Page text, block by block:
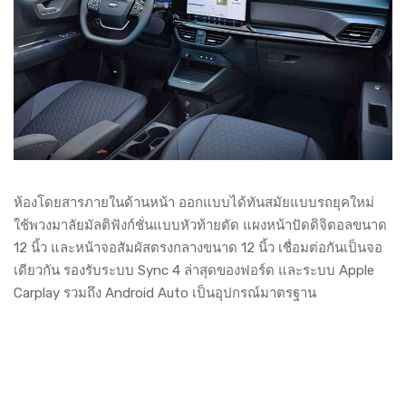
ห้องโดยสารภายในด้านหน้า ออกแบบได้ทันสมัยแบบรถยุคใหม่
ใช้พวงมาลัยมัลติฟังก์ชั่นแบบหัวท้ายตัด แผงหน้าปัดดิจิตอลขนาด
12 นิ้ว และหน้าจอสัมผัสตรงกลางขนาด 12 นิ้ว เชื่อมต่อกันเป็นจอ
เดียวกัน รองรับระบบ Sync 4 ล่าสุดของฟอร์ด และระบบ Apple
Carplay รวมถึง Android Auto เป็นอุปกรณ์มาตรฐาน